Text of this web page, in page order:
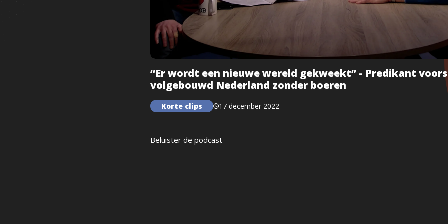
“Er wordt een nieuwe wereld gekweekt” - Predikant
volgebouwd Nederland zonder boeren
Korte clips 17 december 2022
Beluister de podcast